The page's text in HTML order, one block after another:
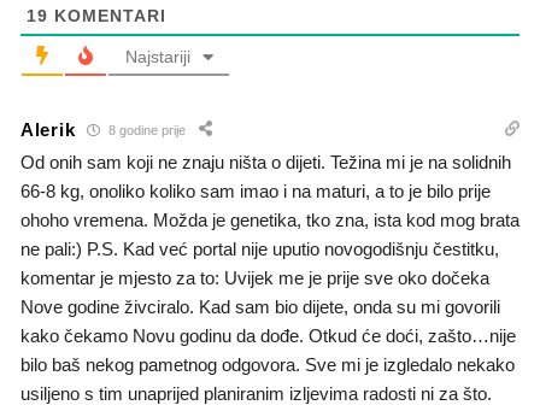
19 KOMENTARI
Najstariji
Alerik 8 godine prije
Od onih sam koji ne znaju ništa o dijeti. Težina mi je na solidnih
66-8 kg, onoliko koliko sam imao i na maturi, a to je bilo prije
ohoho vremena. Možda je genetika, tko zna, ista kod mog brata
ne pali:) P.S. Kad već portal nije uputio novogodišnju čestitku,
komentar je mjesto za to: Uvijek me je prije sve oko dočeka
Nove godine živciralo. Kad sam bio dijete, onda su mi govorili
kako čekamo Novu godinu da dođe. Otkud će doći, zašto…nije
bilo baš nekog pametnog odgovora. Sve mi je izgledalo nekako
usiljeno s tim unaprijed planiranim izljevima radosti ni za što.